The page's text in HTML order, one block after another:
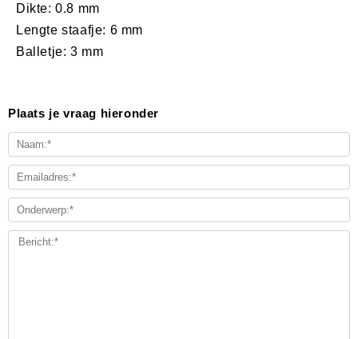
Dikte: 0.8 mm
Lengte staafje: 6 mm
Balletje: 3 mm
Plaats je vraag hieronder